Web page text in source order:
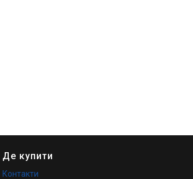
Де купити
Контакти